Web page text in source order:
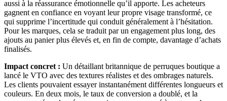
aussi à la réassurance émotionnelle qu’il apporte. Les acheteurs
gagnent en confiance en voyant leur propre visage transformé, ce
qui supprime l’incertitude qui conduit généralement à l’hésitation.
Pour les marques, cela se traduit par un engagement plus long, des
ajouts au panier plus élevés et, en fin de compte, davantage d’achats
finalisés.
Impact concret : Un détaillant britannique de perruques boutique a
lancé le VTO avec des textures réalistes et des ombrages naturels.
Les clients pouvaient essayer instantanément différentes longueurs et
couleurs. En deux mois, le taux de conversion a doublé, et la